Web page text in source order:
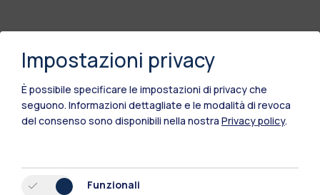
Impostazioni privacy
È possibile specificare le impostazioni di privacy che
seguono. Informazioni dettagliate e le modalità di revoca
del consenso sono disponibili nella nostra Privacy policy.
Funzionali